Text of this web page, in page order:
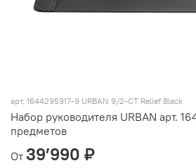
арт. 1644295917-9 URBAN 9/2-CT Relief Black
Набор руководителя URBAN арт.
предметов
От 39’990 ₽